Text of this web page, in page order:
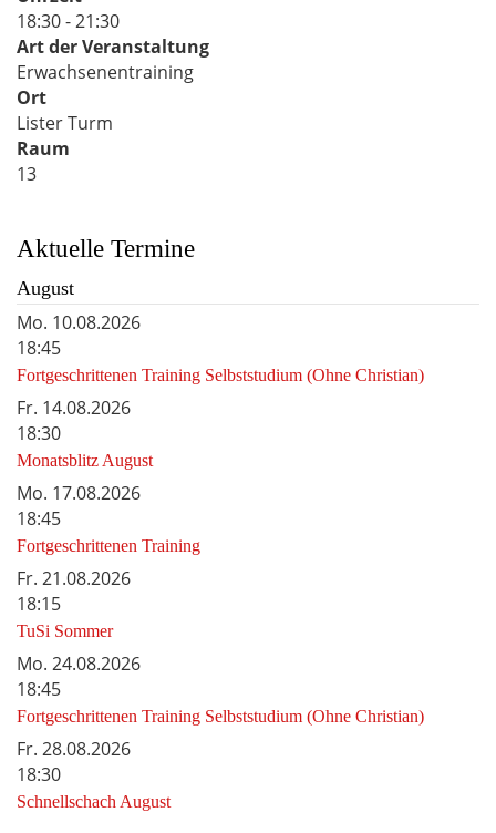
18:30 - 21:30
Art der Veranstaltung
Erwachsenentraining
Ort
Lister Turm
Raum
13
Aktuelle Termine
August
Mo. 10.08.2026
18:45
Fortgeschrittenen Training Selbststudium (Ohne Christian)
Fr. 14.08.2026
18:30
Monatsblitz August
Mo. 17.08.2026
18:45
Fortgeschrittenen Training
Fr. 21.08.2026
18:15
TuSi Sommer
Mo. 24.08.2026
18:45
Fortgeschrittenen Training Selbststudium (Ohne Christian)
Fr. 28.08.2026
18:30
Schnellschach August